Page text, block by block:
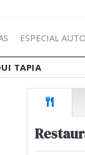
ESPECIAL
TAPIA